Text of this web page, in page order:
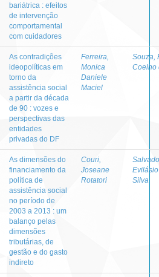
bariátrica : efeitos
de intervenção
comportamental
com cuidadores
As contradições
ideopolíticas em
torno da
assistência social
a partir da década
de 90 : vozes e
perspectivas das
entidades
privadas do DF
Ferreira,
Monica
Daniele
Maciel
Souza,
Coelho
As dimensões do
financiamento da
política de
assistência social
no período de
2003 a 2013 : um
balanço pelas
dimensões
tributárias, de
gestão e do gasto
indireto
Couri,
Joseane
Rotatori
Silva